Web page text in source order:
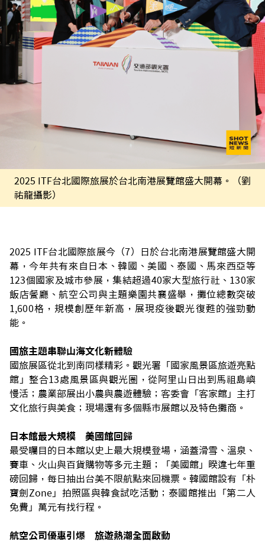
2025 ITF台北國際旅展於台北南港展覽館盛大開幕。（劉
祐龍攝影）
2025 ITF台北國際旅展今（7）日於台北南港展覽館盛大開
幕，今年共有來自日本、韓國、美國、泰國、馬來西亞等
123個國家及城市參展，集結超過40家大型旅行社、130家
飯店餐廳、航空公司與主題樂園共襄盛舉，攤位總數突破
1,600格，規模創歷年新高，展現疫後觀光復甦的強勁動
能。
國旅主題串聯山海文化新體驗
國旅展區從北到南同樣精彩。觀光署「國家風景區旅遊亮點
館」整合13處風景區與觀光圈，從阿里山日出到馬祖島嶼
慢活；農業部展出小農與農遊體驗；客委會「客家館」主打
文化旅行與美食；現場還有多個縣市展館以及特色攤商。
日本館最大規模 美國館回歸
最受矚目的日本館以史上最大規模登場，涵蓋滑雪、溫泉、
賽車、火山與百貨購物等多元主題；「美國館」睽違七年重
磅回歸，每日抽出台美不限航點來回機票。韓國館設有「朴
寶劍Zone」拍照區與韓食試吃活動；泰國館推出「第二人
免費」萬元有找行程。
航空公司優惠引爆 旅遊熱潮全面啟動